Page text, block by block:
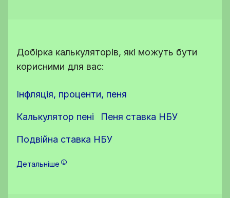
Добірка калькуляторів, які можуть бути
корисними для вас:
Інфляція, проценти, пеня
Калькулятор пені Пеня ставка НБУ
Подвійна ставка НБУ
Детальніше